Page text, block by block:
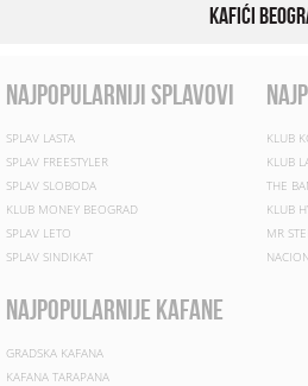
Kafići
najpopularniji splavovi
SPLAV LASTA
SPLAV FREESTYLER
SPLAV SLOBODA
KLUB MONEY BEOGRAD
SPLAV LETO
SPLAV SINDIKAT
KLUB
KLUB
THE
KLUB
MR
najpopularnije kafane
GRADSKA KAFANA
KAFANA TARAPANA